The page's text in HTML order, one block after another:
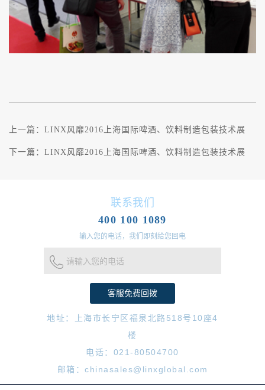
上一篇： LINX风靡2016上海国际啤酒、饮料制造包装技术展
下一篇： LINX风靡2016上海国际啤酒、饮料制造包装技术展
联系我们
400 100 1089
输入您的电话，我们即刻给您回电
请输入您的电话
地址：上海市长宁区福泉北路518号10座4
楼
电话：021-80504700
邮箱：chinasales@linxglobal.com